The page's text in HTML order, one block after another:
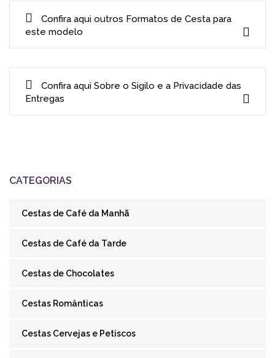
Confira aqui outros Formatos de Cesta para
este modelo
Confira aqui Sobre o Sigilo e a Privacidade das
Entregas
CATEGORIAS
Cestas de Café da Manhã
Cestas de Café da Tarde
Cestas de Chocolates
Cestas Românticas
Cestas Cervejas e Petiscos